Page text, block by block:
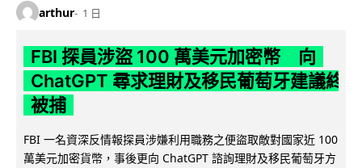
arthur 1 日
FBI 探員涉盜 100 萬美元加密幣 向
ChatGPT 尋求理財及移民葡萄牙建議終
被捕
FBI 一名資深反情報探員涉嫌利用職務之便盜取敵對國家近 100
萬美元加密貨幣，事後更向 ChatGPT 諮詢理財及移民葡萄牙方